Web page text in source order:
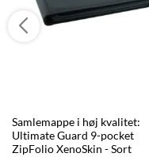
Samlemappe i høj kvalitet:
Ultimate Guard 9-pocket
ZipFolio XenoSkin - Sort